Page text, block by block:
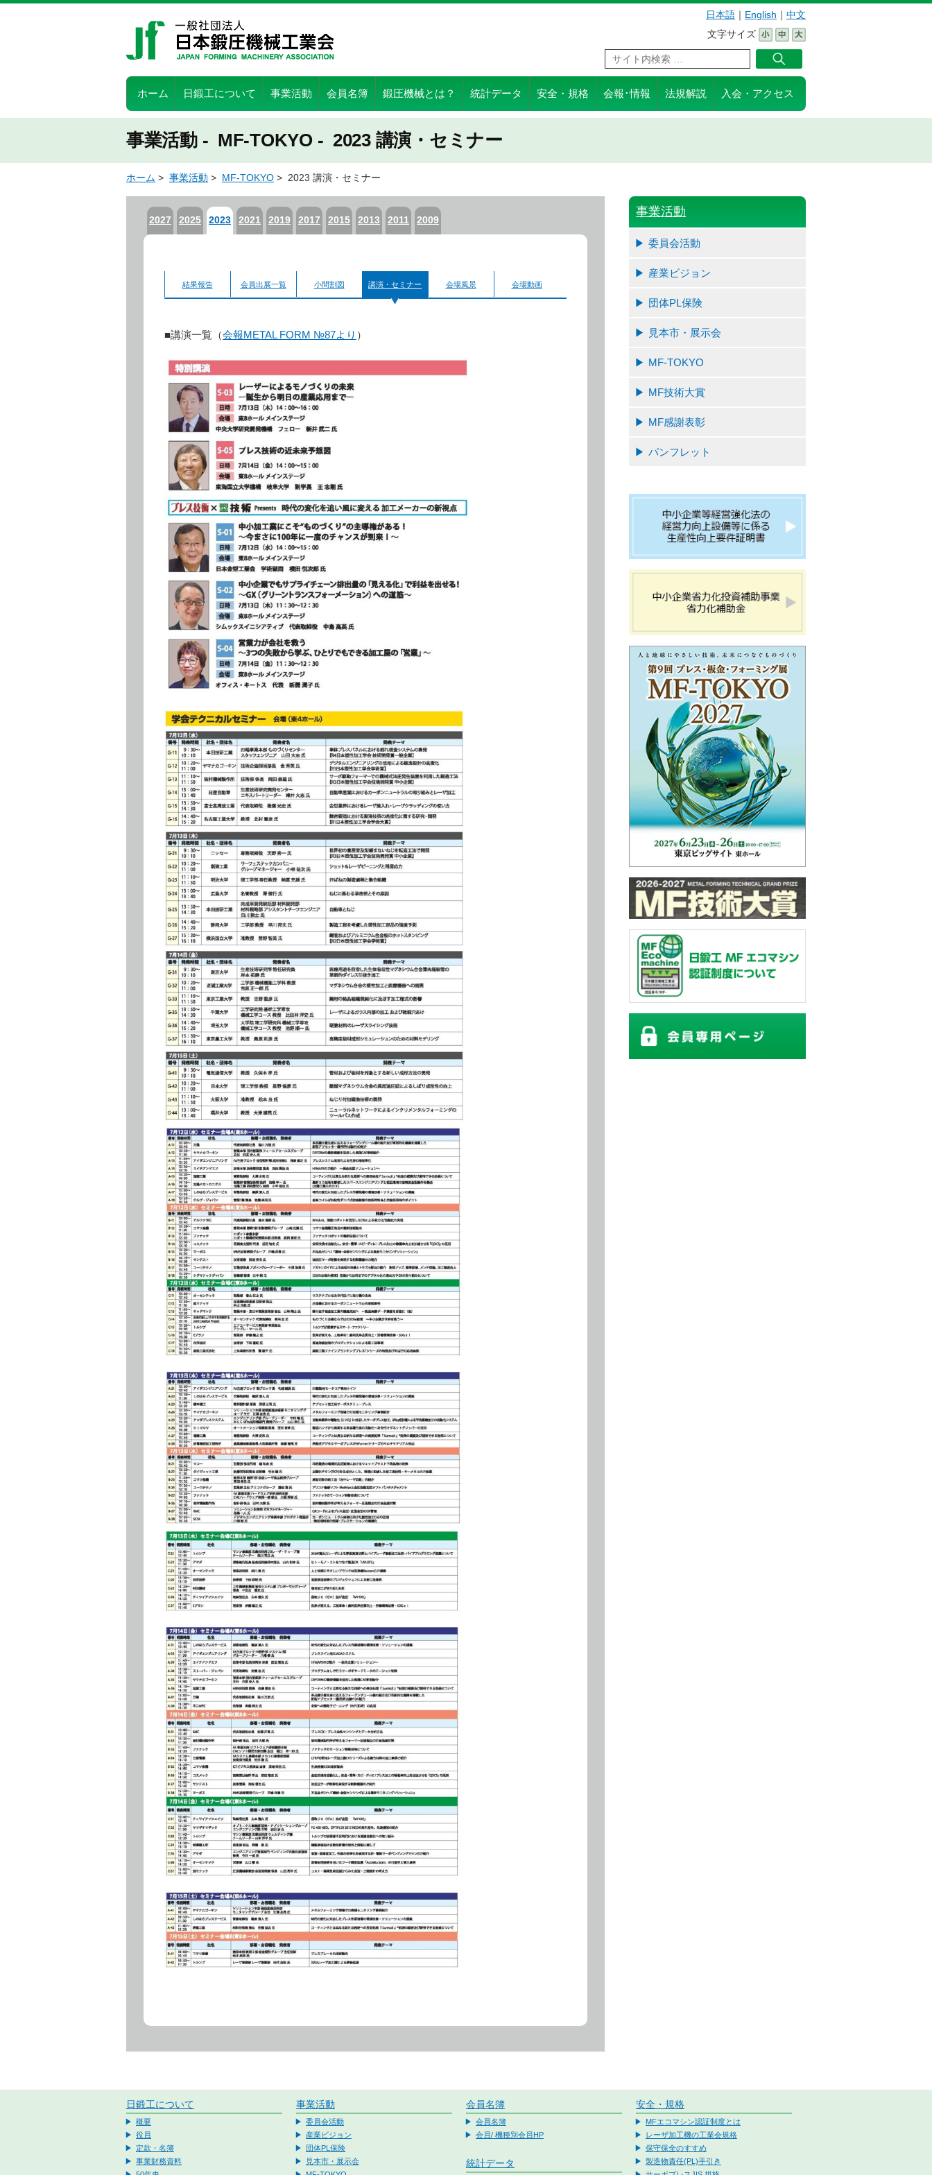
ス
日本語 English
中文
文字サイズ
ホーム 日鍛工について 事業活動 会員名簿 鍛圧機械とは？ 統計データ 安全・規格 会報･情報 法規解説 入会・アクセス
事業活動 - MF-TOKYO - 2023 講演・セミナー
ホーム > 事業活動 > MF-TOKYO > 2023 講演・セミナー
事業活動
委員会活動
産業ビジョン
団体PL保険
見本市・展示会
MF-TOKYO
MF技術大賞
MF感謝表彰
パンフレット
2027 2025 2023 2021 2019 2017 2015 2013 2011 2009
結果報告 会員出展一覧 小間割図 講演・セミナー 会場風景 会場動画
■講演一覧（会報METAL FORM №87より ）
日鍛工について
概要
役員
定款・名簿
事業財務資料
事業活動
委員会活動
産業ビジョン
団体PL保険
見本市・展示会
会員名簿
会員名簿
会員/ 機種別会員HP
統計データ
安全・規格
MFエコマシン認証制度とは
レーザ加工機の工業会規格
保守保全のすすめ
製造物責任(PL)手引き